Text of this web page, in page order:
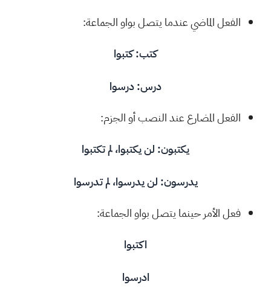
الفعل الماضي عندما يتصل بواو الجماعة:
كتب: كتبوا
درس: درسوا
الفعل المضارع عند النصب أو الجزم:
يكتبون: لن يكتبوا، لم تكتبوا
يدرسون: لن يدرسوا، لم تدرسوا
فعل الأمر حينما يتصل بواو الجماعة:
اكتبوا
ادرسوا